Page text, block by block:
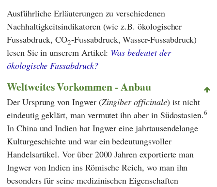
Ausführliche Erläuterungen zu verschiedenen
Nachhaltigkeitsindikatoren (wie z.B. ökologischer
Fussabdruck, CO2-Fussabdruck, Wasser-Fussabdruck)
lesen Sie in unserem Artikel: Was bedeutet der
ökologische Fussabdruck?
Weltweites Vorkommen - Anbau
Der Ursprung von Ingwer (Zingiber officinale) ist nicht
eindeutig geklärt, man vermutet ihn aber in Südostasien.6
In China und Indien hat Ingwer eine jahrtausendelange
Kulturgeschichte und war ein bedeutungsvoller
Handelsartikel. Vor über 2000 Jahren exportierte man
Ingwer von Indien ins Römische Reich, wo man ihn
besonders für seine medizinischen Eigenschaften